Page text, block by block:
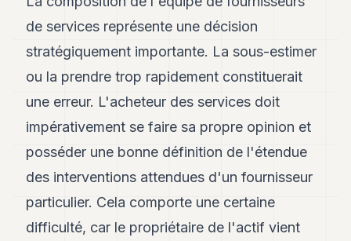
de services représente une décision
stratégiquement importante. La sous-estimer
ou la prendre trop rapidement constituerait
une erreur. L'acheteur des services doit
impérativement se faire sa propre opinion et
posséder une bonne définition de l'étendue
des interventions attendues d'un fournisseur
particulier. Cela comporte une certaine
difficulté, car le propriétaire de l'actif vient